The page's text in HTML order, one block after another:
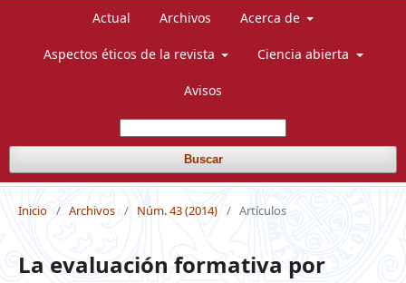
Actual Archivos Acerca de
Aspectos éticos de la revista Ciencia abierta
Avisos
Buscar
Inicio / Archivos / Núm. 43 (2014) / Artículos
La evaluación formativa por